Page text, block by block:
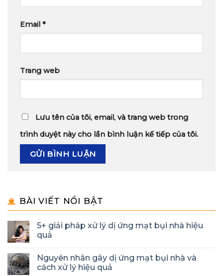
Email *
Trang web
Lưu tên của tôi, email, và trang web trong
trình duyệt này cho lần bình luận kế tiếp của tôi.
BÀI VIẾT NỔI BẬT
5+ giải pháp xử lý dị ứng mạt bụi nhà hiệu
quả
Nguyên nhân gây dị ứng mạt bụi nhà và
cách xử lý hiệu quả